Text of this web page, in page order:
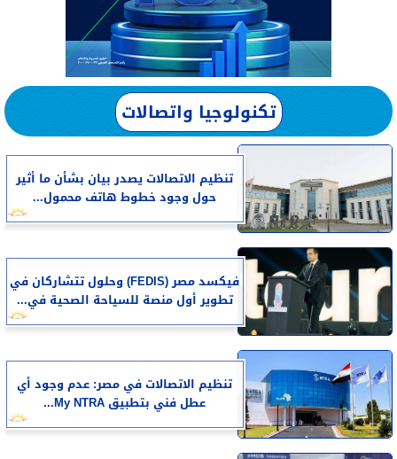
تكنولوجيا واتصالات
تنظيم الاتصالات يصدر بيان بشأن ما أثير
حول وجود خطوط هاتف محمول...
فيكسد مصر (FEDIS) وحلول تتشاركان في
تطوير أول منصة للسياحة الصحية في...
تنظيم الاتصالات في مصر: عدم وجود أي
عطل فني بتطبيق My NTRA...